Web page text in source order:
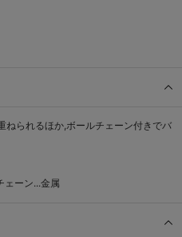
ねられるほか,ボールチェーン付きでバ
ーン...金属